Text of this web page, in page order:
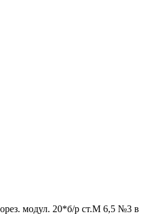
модул. 20*б/р ст.М 6,5 №3 в